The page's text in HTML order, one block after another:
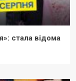
стала відома